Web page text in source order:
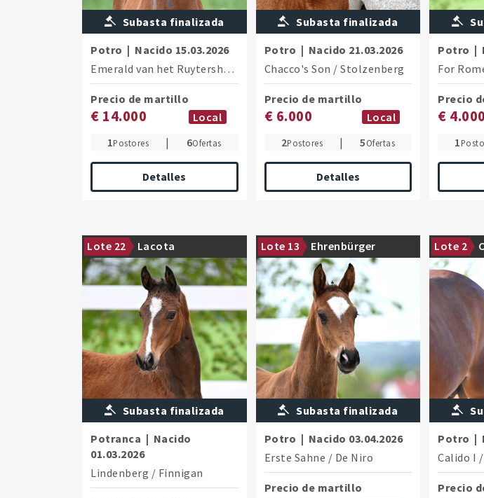
Subasta finalizada
Potro | Nacido 15.03.2026
Emerald van het Ruytersho/ Manchester van't Paradijs
Precio de martillo
€ 14.000
Local
1Postores | 6Ofertas
Detalles
Subasta finalizada
Potro | Nacido 21.03.2026
Chacco's Son /Stolzenberg
Precio de martillo
€ 6.000
Local
2Postores | 5Ofertas
Detalles
Potro |
For
Precio
€ 4.000
1
Lote 22 Lacota
From the direct line of Birkhof’s
Bacardi
Subasta finalizada
Potranca | Nacido
01.03.2026
Lindenberg / Finnigan
Lote 13 Ehrenbürger
The top stallion Erste Sahne,
combined with a top maternal line
Subasta finalizada
Potro | Nacido 03.04.2026
Erste Sahne / De Niro
Precio de martillo
Lote 2
For years,
the leading
Potro |
Calido I /
Precio